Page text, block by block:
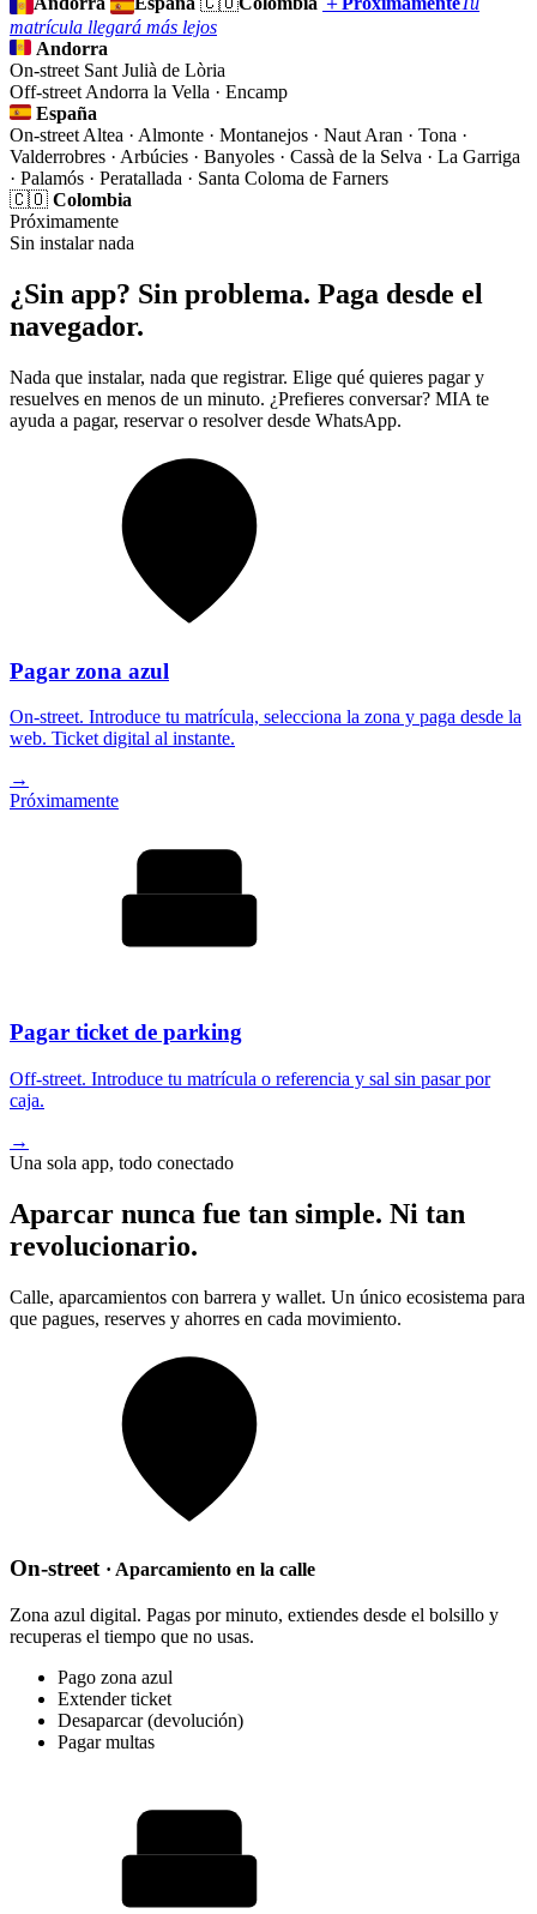
matrícula llegará más lejos
Andorra
On-street Sant Julià de Lòria
Off-street Andorra la Vella · Encamp
España
On-street Altea · Almonte · Montanejos · Naut Aran · Tona ·
Valderrobres · Arbúcies · Banyoles · Cassà de la Selva · La Garriga
· Palamós · Peratallada · Santa Coloma de Farners
🇨🇴 Colombia
Próximamente
Sin instalar nada
¿Sin app? Sin problema. Paga desde el
navegador.
Nada que instalar, nada que registrar. Elige qué quieres pagar y
resuelves en menos de un minuto. ¿Prefieres conversar? MIA te
ayuda a pagar, reservar o resolver desde WhatsApp.
Pagar zona azul
On-street. Introduce tu matrícula, selecciona la zona y paga desde la
web. Ticket digital al instante.
→
Próximamente
Pagar ticket de parking
Off-street. Introduce tu matrícula o referencia y sal sin pasar por
caja.
→
Una sola app, todo conectado
Aparcar nunca fue tan simple. Ni tan
revolucionario.
Calle, aparcamientos con barrera y wallet. Un único ecosistema para
que pagues, reserves y ahorres en cada movimiento.
On-street · Aparcamiento en la calle
Zona azul digital. Pagas por minuto, extiendes desde el bolsillo y
recuperas el tiempo que no usas.
Pago zona azul
Extender ticket
Desaparcar (devolución)
Pagar multas